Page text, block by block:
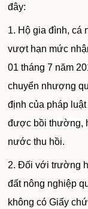
đây:
1. Hộ gia đình, cá
vượt hạn mức
01 tháng 7 năm
chuyển nhượng
định của pháp
được bồi thường,
nước thu hồi.
2. Đối với trường
đất nông nghiệp
không có Giấy